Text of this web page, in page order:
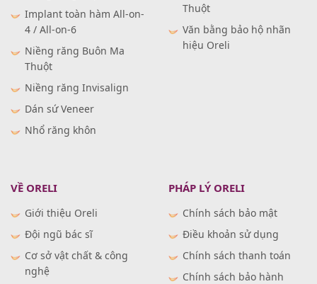
Implant toàn hàm All-on-
4 / All-on-6
Niềng răng Buôn Ma
Thuột
Niềng răng Invisalign
Dán sứ Veneer
Nhổ răng khôn
Thuột
Văn bằng bảo hộ nhãn
hiệu Oreli
VỀ ORELI
Giới thiệu Oreli
Đội ngũ bác sĩ
Cơ sở vật chất & công
nghệ
PHÁP LÝ ORELI
Chính sách bảo mật
Điều khoản sử dụng
Chính sách thanh toán
Chính sách bảo hành